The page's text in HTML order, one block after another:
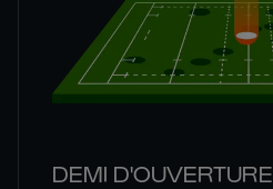
DEMI D'OUVERTURE